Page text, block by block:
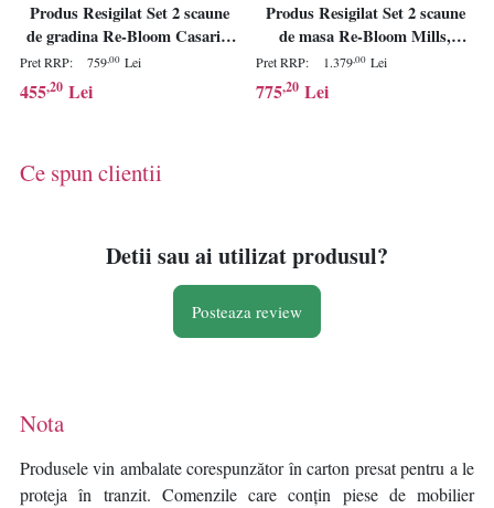
Produs Resigilat Set 2 scaune
de gradina Re-Bloom Casario,
fier/ciment/sticla, 40x44x90 cm,
pliabile, 120 kg, multicolor -
Verificat A
Pret RRP: 759,00 Lei
455,20 Lei
Produs Resigilat Set 2 scaune
de masa Re-Bloom Mills,
textil/MDF/spuma, 50x58x80
cm, sezut 50x45 cm, 120 kg,
natur/bej deschis - Verificat A
Pret RRP: 1.379,00 Lei
775,20 Lei
Ce spun clientii
Detii sau ai utilizat produsul?
Posteaza review
Nota
Produsele vin ambalate corespunzător în carton presat pentru a le
proteja în tranzit. Comenzile care conțin piese de mobilier